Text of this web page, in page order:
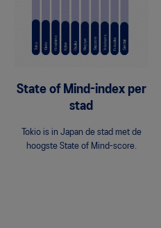
State of Mind-index per
stad
Tokio is in Japan de stad met de
hoogste State of Mind-score.